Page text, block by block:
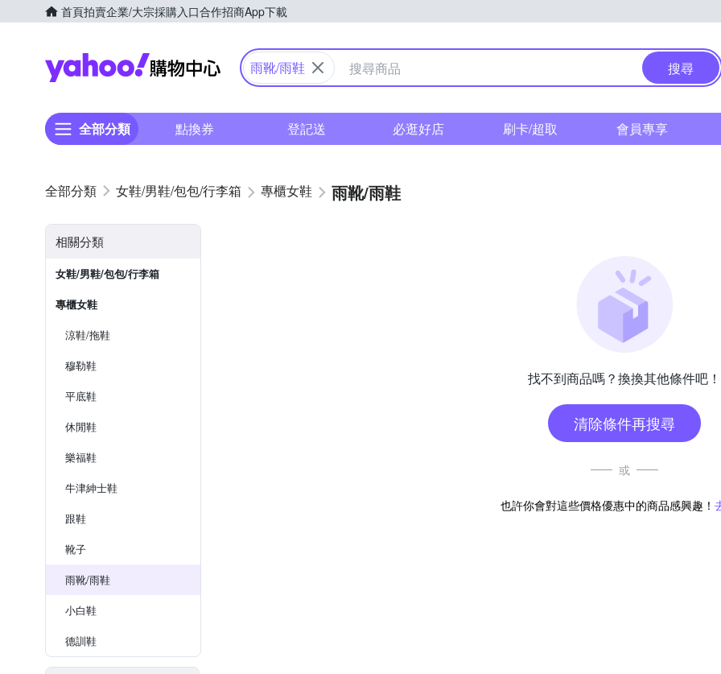
首頁拍賣企業/大宗採購入口合作招商App下載
Yahoo購物中心
雨靴/雨鞋 搜尋
全部分類 點換券 登記送 必逛好店 刷卡/超取 會員專享
女鞋/男鞋/包包/行李箱 專櫃女鞋 雨靴/雨鞋
相關分類
女鞋/男鞋/包包/行李箱
專櫃女鞋
涼鞋/拖鞋
穆勒鞋
平底鞋
休閒鞋
樂福鞋
牛津紳士鞋
跟鞋
靴子
雨靴/雨鞋
小白鞋
德訓鞋
找不到商品嗎？換換其他條件吧！
清除條件再搜尋
或
也許你會對這些價格優惠中的商品感興趣！